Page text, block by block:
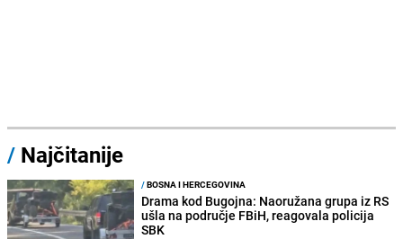
/ Najčitanije
/BOSNA I HERCEGOVINA
Drama kod Bugojna: Naoružana grupa iz RS
ušla na područje FBiH, reagovala policija
SBK